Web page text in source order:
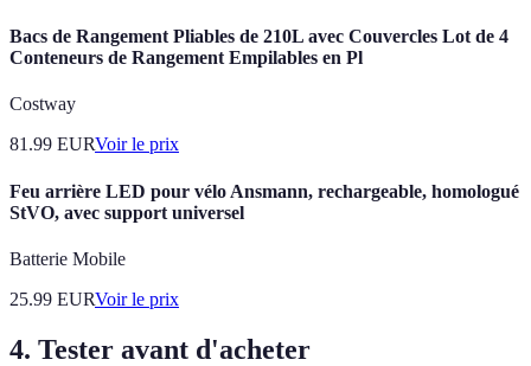
Bacs de Rangement Pliables de 210L avec Couvercles Lot de 4
Conteneurs de Rangement Empilables en Pl
Costway
81.99 EURVoir le prix
Feu arrière LED pour vélo Ansmann, rechargeable, homologué
StVO, avec support universel
Batterie Mobile
25.99 EURVoir le prix
4. Tester avant d'acheter